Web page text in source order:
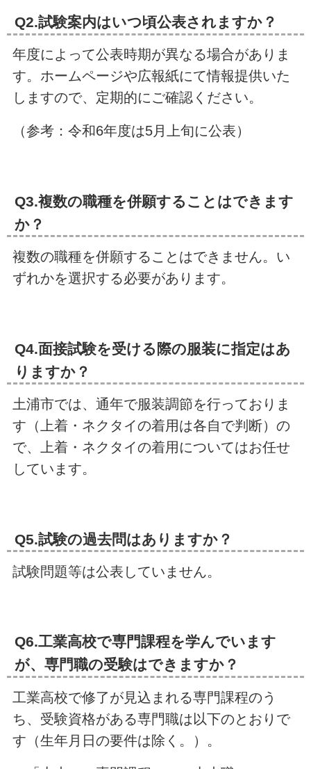
Q2.試験案内はいつ頃公表されますか？
年度によって公表時期が異なる場合がありま
す。ホームページや広報紙にて情報提供いた
しますので、定期的にご確認ください。
（参考：令和6年度は5月上旬に公表）
Q3.複数の職種を併願することはできます
か？
複数の職種を併願することはできません。い
ずれかを選択する必要があります。
Q4.面接試験を受ける際の服装に指定はあ
りますか？
土浦市では、通年で服装調節を行っておりま
す（上着・ネクタイの着用は各自で判断）の
で、上着・ネクタイの着用についてはお任せ
しています。
Q5.試験の過去問はありますか？
試験問題等は公表していません。
Q6.工業高校で専門課程を学んでいます
が、専門職の受験はできますか？
工業高校で修了が見込まれる専門課程のう
ち、受験資格がある専門職は以下のとおりで
す（生年月日の要件は除く。）。